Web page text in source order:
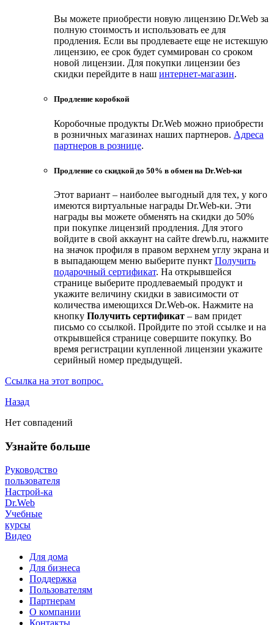
Вы можете приобрести новую лицензию Dr.Web за
полную стоимость и использовать ее для
продления. Если вы продлеваете еще не истекшую
лицензию, ее срок будет суммирован со сроком
новой лицензии. Для покупки лицензии без
скидки перейдите в наш интернет-магазин.
Продление коробкой
Коробочные продукты Dr.Web можно приобрести
в розничных магазинах наших партнеров. Адреса
партнеров в рознице.
Продление со скидкой до 50% в обмен на Dr.Web-ки
Этот вариант – наиболее выгодный для тех, у кого
имеются виртуальные награды Dr.Web-ки. Эти
награды вы можете обменять на скидки до 50%
при покупке лицензий продления. Для этого
войдите в свой аккаунт на сайте drewb.ru, нажмите
на значок профиля в правом верхнем углу экрана и
в выпадающем меню выберите пункт Получить
подарочный сертификат. На открывшейся
странице выберите продлеваемый продукт и
укажите величину скидки в зависимости от
количества имеющихся Dr.Web-ок. Нажмите на
кнопку Получить сертификат – вам придет
письмо со ссылкой. Пройдите по этой ссылке и на
открывшейся странице совершите покупку. Во
время регистрации купленной лицензии укажите
серийный номер предыдущей.
Ссылка на этот вопрос.
Назад
Нет совпадений
Узнайте больше
Руководство
пользователя
Настрой-ка
Dr.Web
Учебные
курсы
Видео
Для дома
Для бизнеса
Поддержка
Пользователям
Партнерам
О компании